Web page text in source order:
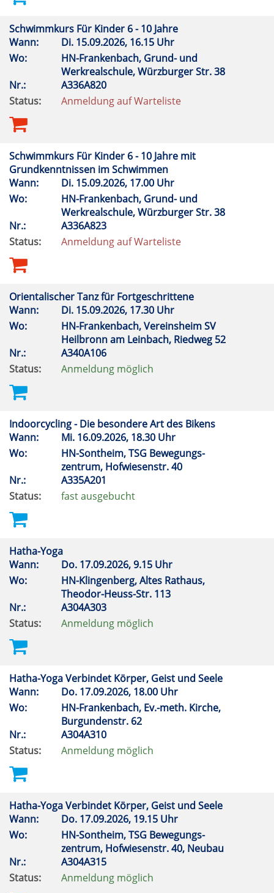
Schwimmkurs Für Kinder 6 - 10 Jahre
Wann:
Di. 15.09.2026, 16.15 Uhr
Wo:
HN-Frankenbach, Grund- und
Werkrealschule, Würzburger Str. 38
Nr.:
A336A820
Status:
Anmeldung auf Warteliste
Schwimmkurs Für Kinder 6 - 10 Jahre mit
Grundkenntnissen im Schwimmen
Wann:
Di. 15.09.2026, 17.00 Uhr
Wo:
HN-Frankenbach, Grund- und
Werkrealschule, Würzburger Str. 38
Nr.:
A336A823
Status:
Anmeldung auf Warteliste
Orientalischer Tanz für Fortgeschrittene
Wann:
Di. 15.09.2026, 17.30 Uhr
Wo:
HN-Frankenbach, Vereinsheim SV
Heilbronn am Leinbach, Riedweg 52
Nr.:
A340A106
Status:
Anmeldung möglich
Indoorcycling - Die besondere Art des Bikens
Wann:
Mi. 16.09.2026, 18.30 Uhr
Wo:
HN-Sontheim, TSG Bewegungs-
zentrum, Hofwiesenstr. 40
Nr.:
A335A201
Status:
fast ausgebucht
Hatha-Yoga
Wann:
Do. 17.09.2026, 9.15 Uhr
Wo:
HN-Klingenberg, Altes Rathaus,
Theodor-Heuss-Str. 113
Nr.:
A304A303
Status:
Anmeldung möglich
Hatha-Yoga Verbindet Körper, Geist und Seele
Wann:
Do. 17.09.2026, 18.00 Uhr
Wo:
HN-Frankenbach, Ev.-meth. Kirche,
Burgundenstr. 62
Nr.:
A304A310
Status:
Anmeldung möglich
Hatha-Yoga Verbindet Körper, Geist und Seele
Wann:
Do. 17.09.2026, 19.15 Uhr
Wo:
HN-Sontheim, TSG Bewegungs-
zentrum, Hofwiesenstr. 40, Neubau
Nr.:
A304A315
Status:
Anmeldung möglich